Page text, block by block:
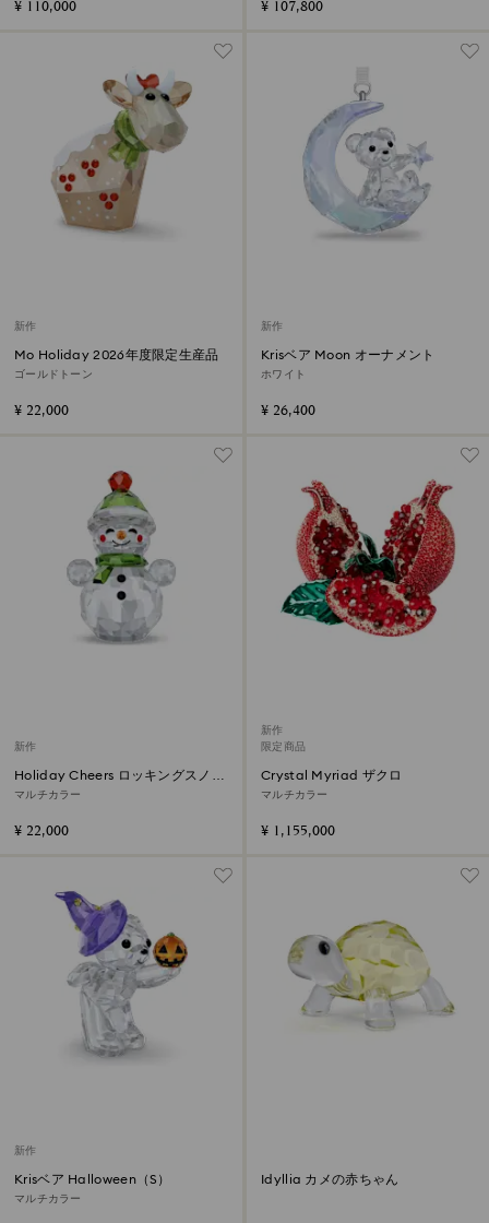
¥ 110,000 ¥ 107,800
新作
Mo Holiday 2026年度限定生産品
ゴールドトーン
¥ 22,000
新作
Krisベア Moon オーナメント
ホワイト
¥ 26,400
新作
Holiday Cheers ロッキングスノー
マン
マルチカラー
¥ 22,000
新作
限定商品
Crystal Myriad ザクロ
マルチカラー
¥ 1,155,000
新作
Krisベア Halloween（S）
マルチカラー
Idyllia カメの赤ちゃん